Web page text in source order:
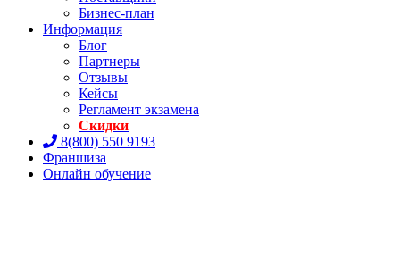
Бизнес-план
Информация
Блог
Партнеры
Отзывы
Кейсы
Регламент экзамена
Скидки
8(800) 550 9193
Франшиза
Онлайн обучение